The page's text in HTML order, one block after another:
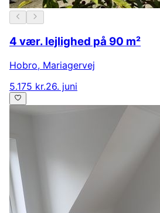
4 vær. lejlighed på 90 m²
Hobro, Mariagervej
5.175 kr.26. juni